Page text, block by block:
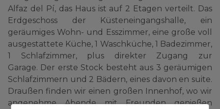
Alfaz del Pí, das Haus ist auf 2 Etagen verteilt. Das
Erdgeschoss der Küsteneingangshalle, ein
geräumiges Wohn- und Esszimmer, eine große voll
ausgestattete Küche, 1 Waschküche, 1 Badezimmer,
1 Schlafzimmer, plus direkter Zugang zur
Garage. Der erste Stock besteht aus 3 geräumigen
Schlafzimmern und 2 Bädern, eines davon en suite.
Draußen finden wir einen großen Innenhof, wo wir
angenehme Abende mit Freunden genießen